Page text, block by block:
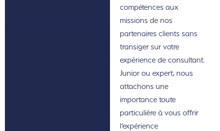
compétences aux
missions de nos
partenaires clients sans
transiger sur votre
expérience de consultant.
Junior ou expert, nous
attachons une
importance toute
particulière à vous offrir
l’expérience